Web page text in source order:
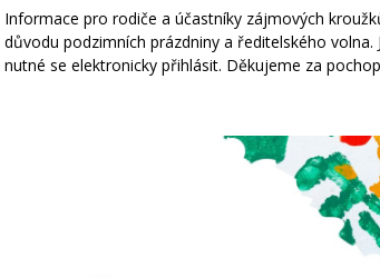
Informace pro rodiče a účastníky zájmových
důvodu podzimních prázdniny a ředitelského
nutné se elektronicky přihlásit. Děkujeme za